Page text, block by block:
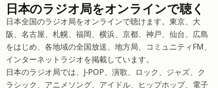
日本のラジオ局をオンラインで聴く
日本全国のラジオ局をオンラインで聴けます。東京、大
阪、名古屋、札幌、福岡、横浜、京都、神戸、仙台、広島
をはじめ、各地域の全国放送、地方局、コミュニティFM、
インターネットラジオを掲載しています。
日本のラジオ局では、J-POP、演歌、ロック、ジャズ、ク
ラシック、アニメソング、アイドル、ヒップホップ、電子